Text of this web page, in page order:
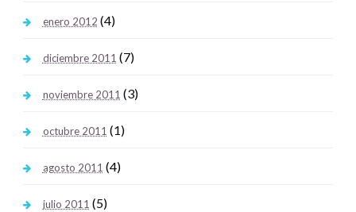
enero 2012 (4)
diciembre 2011 (7)
noviembre 2011 (3)
octubre 2011 (1)
agosto 2011 (4)
julio 2011 (5)